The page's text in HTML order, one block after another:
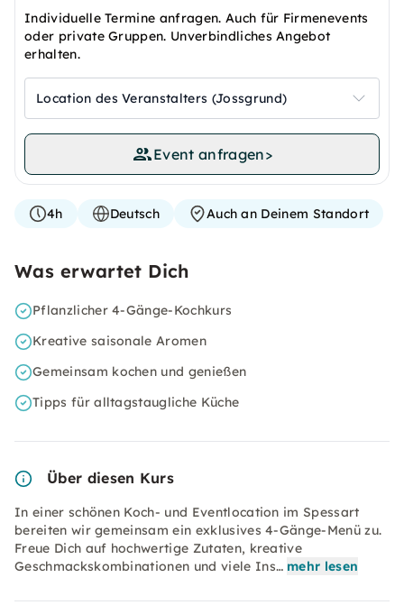
Individuelle Termine anfragen. Auch für Firmenevents
oder private Gruppen. Unverbindliches Angebot
erhalten.
Location des Veranstalters (Jossgrund)
Event anfragen>
4h Deutsch Auch an Deinem Standort
Was erwartet Dich
Pflanzlicher 4-Gänge-Kochkurs
Kreative saisonale Aromen
Gemeinsam kochen und genießen
Tipps für alltagstaugliche Küche
Über diesen Kurs
In einer schönen Koch- und Eventlocation im Spessart
bereiten wir gemeinsam ein exklusives 4-Gänge-Menü zu.
Freue Dich auf hochwertige Zutaten, kreative
Geschmackskombinationen und viele Ins… mehr lesen